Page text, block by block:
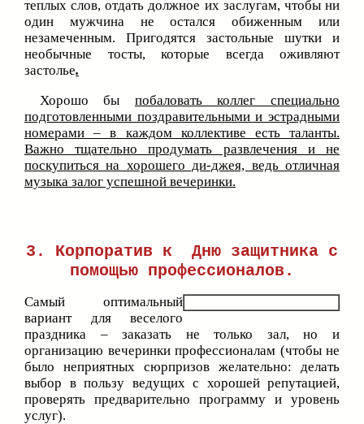
теплых слов, отдать должное их заслугам, чтобы ни
один мужчина не остался обиженным или
незамеченным. Пригодятся застольные шутки и
необычные тосты, которые всегда оживляют
застолье.
Хорошо бы побаловать коллег специально
подготовленными поздравительными и эстрадными
номерами – в каждом коллективе есть таланты.
Важно тщательно продумать развлечения и не
поскупиться на хорошего ди-джея, ведь отличная
музыка залог успешной вечеринки.
3. Корпоратив к Дню защитника с
помощью профессионалов.
Самый оптимальный
вариант для веселого
праздника – заказать не только зал, но и
организацию вечеринки профессионалам (чтобы не
было неприятных сюрпризов желательно: делать
выбор в пользу ведущих с хорошей репутацией,
проверять предварительно программу и уровень
услуг).